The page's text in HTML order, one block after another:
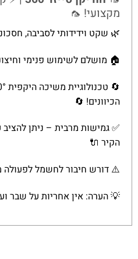
מקצועי! 🦟
🌿 שקט וידידותי לסביבה,
🏠 מושלם לשימוש פנימי
הכיוונים! 🔄
✅ גמישות מרבית – ניתן
הקיר 🔌
⚠️ דורש חיבור לחשמל לפעולה
💡 הערה: אין אחריות על שבר